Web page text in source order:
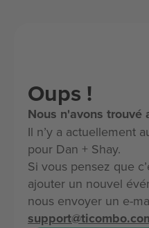
Oups !
Nous n'avons trouvé
Il n’y a actuellement
pour Dan + Shay.
Si vous pensez que
ajouter un nouvel
nous envoyer un e-